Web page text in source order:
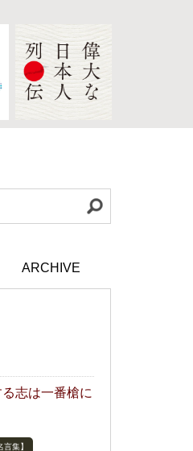
ARCHIVE
志は一番槍に
集】